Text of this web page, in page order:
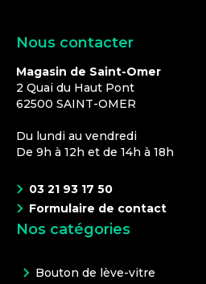
Nous contacter
Magasin de Saint-Omer
2 Quai du Haut Pont
62500 SAINT-OMER
Du lundi au vendredi
De 9h à 12h et de 14h à 18h
03 21 93 17 50
Formulaire de contact
Nos catégories
Bouton de lève-vitre